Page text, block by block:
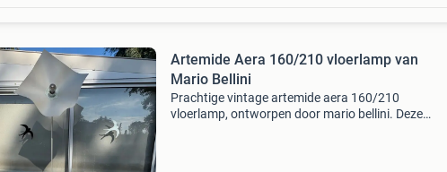
Artemide Aera 160/210 vloerlamp van
Mario Bellini
Prachtige vintage artemide aera 160/210
vloerlamp, ontworpen door mario bellini. Deze